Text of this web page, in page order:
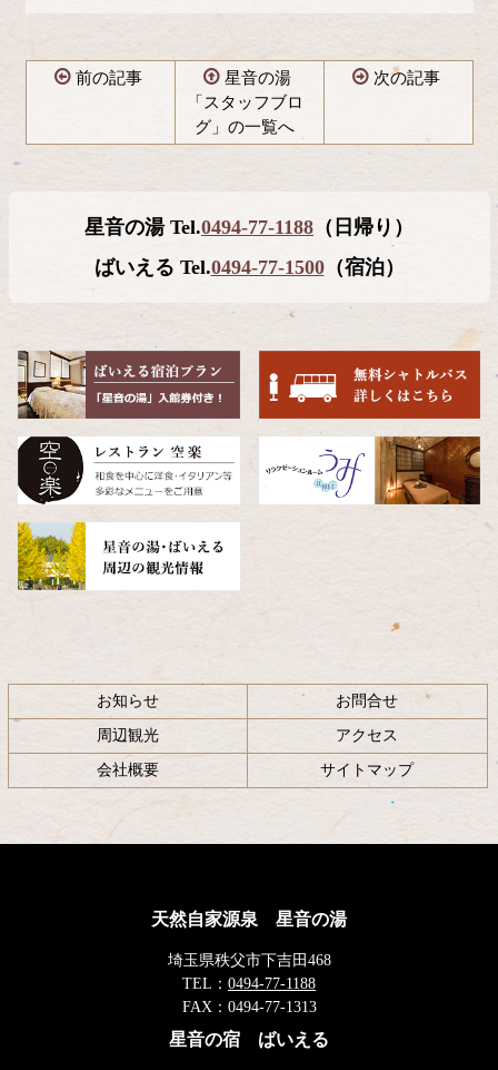
前の記事
星音の湯
「スタッフブロ
グ」の一覧へ
次の記事
文
頭
へ
戻
る
へ
星音の湯 Tel.0494-77-1188 （日帰り）
ばいえる Tel.0494-77-1500（宿泊）
お知らせ お問合せ
周辺観光 アクセス
会社概要 サイトマップ
天然自家源泉 星音の湯
埼玉県秩父市下吉田468
TEL： 0494-77-1188
FAX： 0494-77-1313
星音の宿 ばいえる